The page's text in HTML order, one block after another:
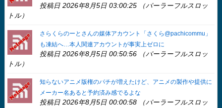
投稿日 2026年8月5日 03:00:25 （パーラーフルスロッ
トル）
さらくらのーとさんの媒体アカウント「さくら@pachicommu」
も凍結へ…本人関連アカウントが事実上ゼロに
投稿日 2026年8月5日 00:50:56 （パーラーフルスロッ
トル）
知らないアニメ版権のパチが増えたけど、アニメの製作や提供に
メーカー名あると予約済み感でるよな
投稿日 2026年8月5日 00:00:58 （パーラーフルスロッ